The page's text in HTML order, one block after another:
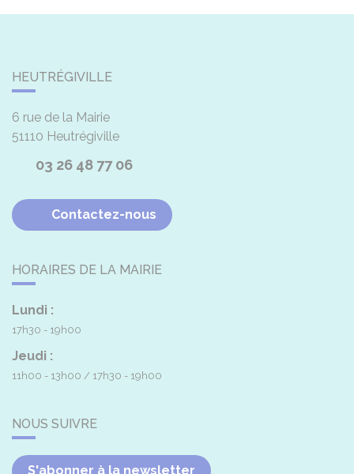
HEUTRÉGIVILLE
6 rue de la Mairie
51110 Heutrégiville
03 26 48 77 06
Contactez-nous
HORAIRES DE LA MAIRIE
Lundi :
17h30 - 19h00
Jeudi :
11h00 - 13h00 17h30 - 19h00
NOUS SUIVRE
S'abonner à la newsletter